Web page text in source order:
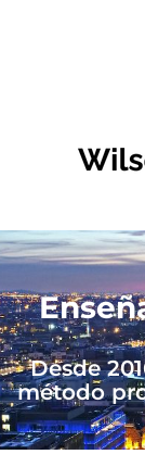
Desde
método